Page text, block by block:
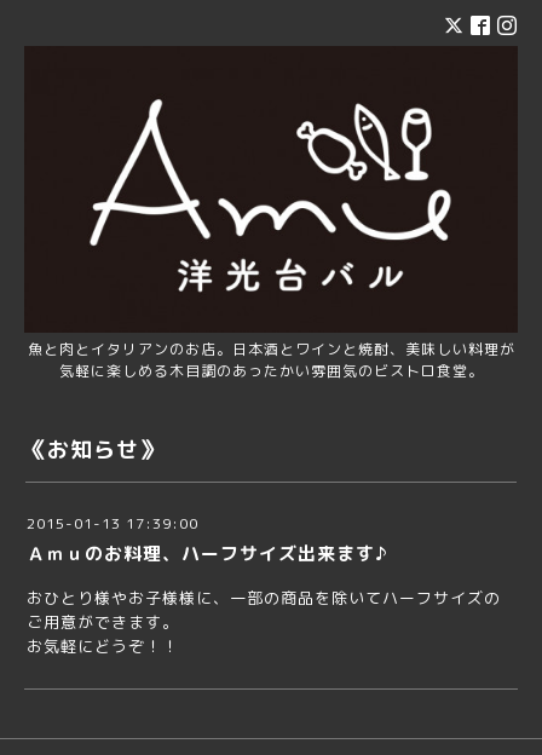
魚と肉とイタリアンのお店。日本酒とワインと焼酎、美味しい料理が
気軽に楽しめる木目調のあったかい雰囲気のビストロ食堂。
《お知らせ》
2015-01-13 17:39:00
Ａｍｕのお料理、ハーフサイズ出来ます♪
おひとり様やお子様様に、一部の商品を除いてハーフサイズの
ご用意ができます。
お気軽にどうぞ！！